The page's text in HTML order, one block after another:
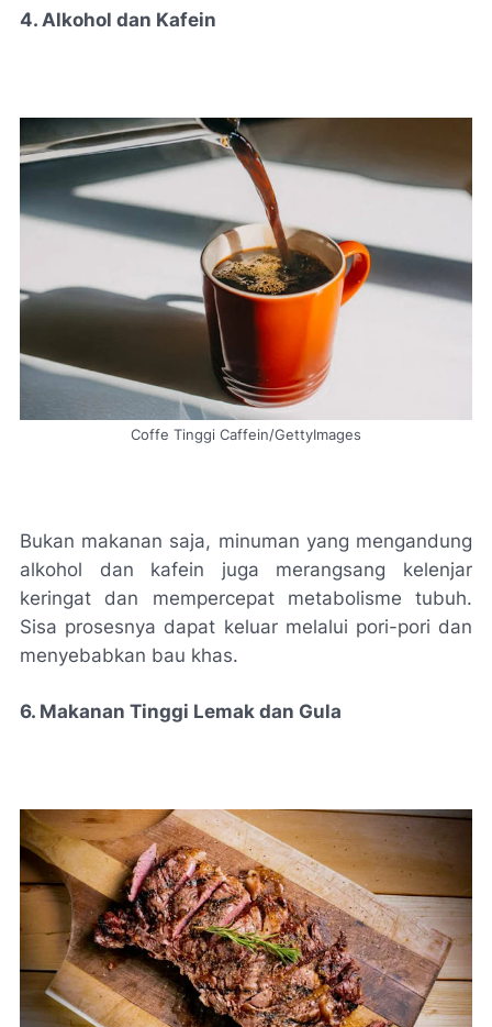
4. Alkohol dan Kafein
Coffe Tinggi Caffein/GettyImages
Bukan makanan saja, minuman yang mengandung
alkohol dan kafein juga merangsang kelenjar
keringat dan mempercepat metabolisme tubuh.
Sisa prosesnya dapat keluar melalui pori-pori dan
menyebabkan bau khas.
6. Makanan Tinggi Lemak dan Gula